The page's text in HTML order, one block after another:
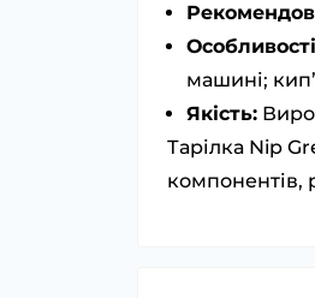
машині;
Якість:
Тарілка Nip
компонентів,